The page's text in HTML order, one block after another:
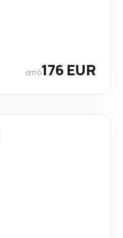
από176 EUR